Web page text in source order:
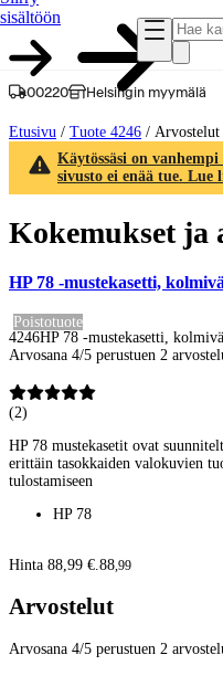
sisältöön
00220 Helsingin myymälä
Etusivu / Tuote 4246 / Arvostelut
Käytössäsi on
sivusto ei enää tue. Lue
Kokemukset ja
HP 78 -mustekasetti,
Poistotuote
4246HP 78 -mustekasetti,
Arvosana 4/5 perustuen 2
(2)
HP 78 mustekasetit ovat
erittäin tasokkaiden valokuvien
tulostamiseen
HP 78
Hinta 88,99 €. 88,99
Arvostelut
Arvosana 4/5 perustuen 2